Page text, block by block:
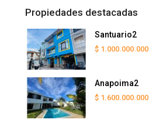
Propiedades destacadas
Santuario2
$ 1.000.000.000
Anapoima2
$ 1.600.000.000